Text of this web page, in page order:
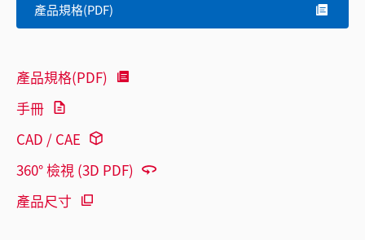
產品規格(PDF)
產品規格(PDF)
手冊
CAD / CAE
360° 檢視 (3D PDF)
產品尺寸